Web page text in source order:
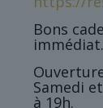
Bons
immédiat.
Samedi
à 19h.